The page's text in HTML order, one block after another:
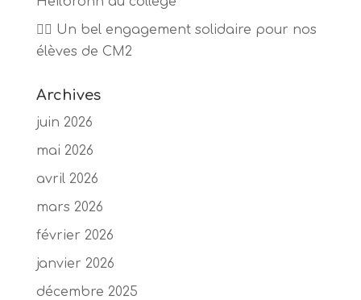
🏃‍♂️ Un bel engagement solidaire pour nos
élèves de CM2
Archives
juin 2026
mai 2026
avril 2026
mars 2026
février 2026
janvier 2026
décembre 2025